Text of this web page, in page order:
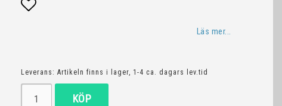
Läs mer...
Leverans:Artikeln finns i lager, 1-4 ca. dagars lev.tid
KÖP